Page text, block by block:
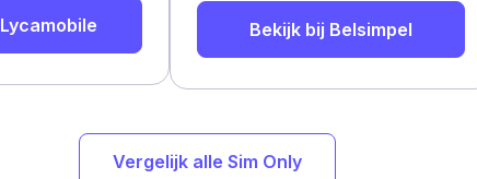
Lycamobile Bekijk bij Belsimpel
Vergelijk alle Sim Only